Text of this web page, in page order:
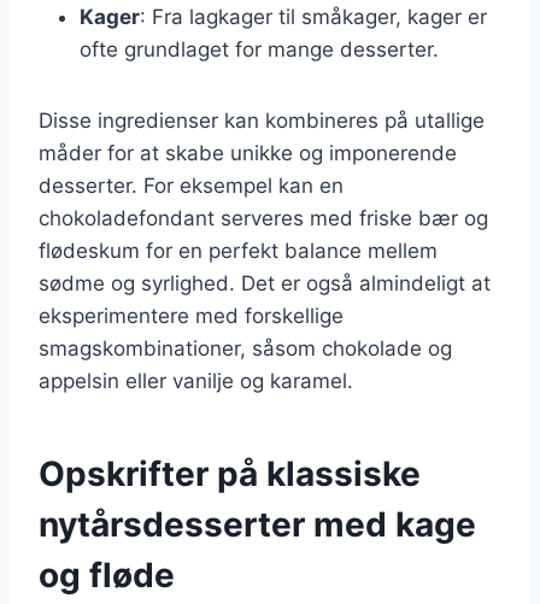
Kager: Fra lagkager til småkager, kager er
ofte grundlaget for mange desserter.
Disse ingredienser kan kombineres på utallige
måder for at skabe unikke og imponerende
desserter. For eksempel kan en
chokoladefondant serveres med friske bær og
flødeskum for en perfekt balance mellem
sødme og syrlighed. Det er også almindeligt at
eksperimentere med forskellige
smagskombinationer, såsom chokolade og
appelsin eller vanilje og karamel.
Opskrifter på klassiske
nytårsdesserter med kage
og fløde